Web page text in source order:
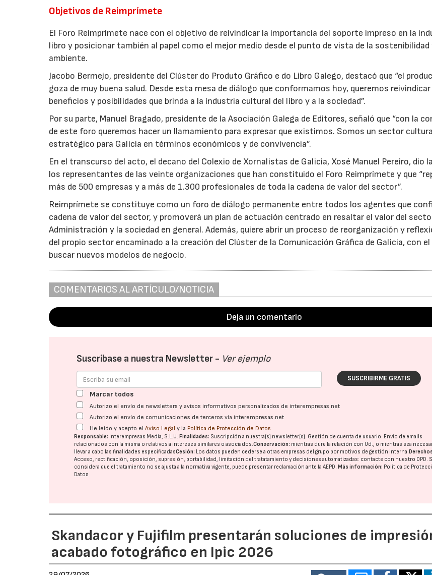
Objetivos de Reimprímete
El Foro Reimprímete nace con el objetivo de reivindicar la importancia del soporte impreso en la
libro y posicionar también al papel como el mejor medio desde el punto de vista de la sostenibilidad
ambiente.
Jacobo Bermejo, presidente del Clúster do Produto Gráfico e do Libro Galego, destacó que “el
goza de muy buena salud. Desde esta mesa de diálogo que conformamos hoy, queremos
beneficios y posibilidades que brinda a la industria cultural del libro y a la sociedad”.
Por su parte, Manuel Bragado, presidente de la Asociación Galega de Editores, señaló que “con la
de este foro queremos hacer un llamamiento para expresar que existimos. Somos un sector
estratégico para Galicia en términos económicos y de convivencia”.
En el transcurso del acto, el decano del Colexio de Xornalistas de Galicia, Xosé Manuel Pereiro, dio
los representantes de las veinte organizaciones que han constituido el Foro Reimprímete y que
más de 500 empresas y a más de 1.300 profesionales de toda la cadena de valor del sector”.
Reimprímete se constituye como un foro de diálogo permanente entre todos los agentes que
cadena de valor del sector, y promoverá un plan de actuación centrado en resaltar el valor del
Administración y la sociedad en general. Además, quiere abrir un proceso de reorganización y
del propio sector encaminado a la creación del Clúster de la Comunicación Gráfica de Galicia, con el
buscar nuevos modelos de negocio.
COMENTARIOS AL ARTÍCULO/NOTICIA
Deja un comentario
Suscríbase a nuestra Newsletter - Ver ejemplo
SUSCRIBIRME GRATIS
Marcar todos
Autorizo el envío de newsletters y avisos informativos personalizados de interempresas.net
Autorizo el envío de comunicaciones de terceros vía interempresas.net
He leído y acepto elAviso Legal y la Política de Protección de Datos
Responsable: Interempresas Media, S.L.U.Finalidades: Suscripción a nuestra(s) newsletter(s). Gestión de cuenta de usuario. Envío de emails
relacionados con la misma o relativos a intereses similares o asociados.Conservación: mientras dure la relación con Ud., o mientras sea
llevar a cabo las finalidades especificadasCesión: Los datos pueden cederse a otras empresas del grupo por motivos de gestión interna.
Acceso, rectificación, oposición, supresión, portabilidad, limitación del tratatamiento y decisiones automatizadas: contacte con nuestro DPD.
considera que el tratamiento no se ajusta a la normativa vigente, puede presentar reclamación ante laAEPD.Más información: Política de
Datos
Skandacor y Fujifilm presentarán soluciones de
acabado fotográfico en Ipic 2026